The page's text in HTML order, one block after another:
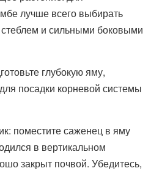
лучше всего выбирать
и сильными боковыми
глубокую яму,
посадки корневой системы
поместите саженец в яму
в вертикальном
закрыт почвой. Убедитесь,